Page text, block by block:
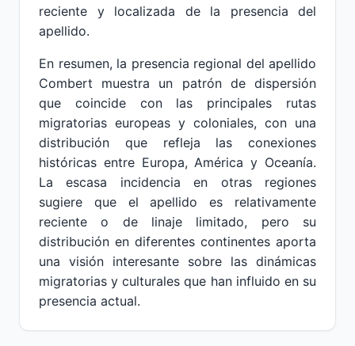
reciente y localizada de la presencia del
apellido.
En resumen, la presencia regional del apellido
Combert muestra un patrón de dispersión
que coincide con las principales rutas
migratorias europeas y coloniales, con una
distribución que refleja las conexiones
históricas entre Europa, América y Oceanía.
La escasa incidencia en otras regiones
sugiere que el apellido es relativamente
reciente o de linaje limitado, pero su
distribución en diferentes continentes aporta
una visión interesante sobre las dinámicas
migratorias y culturales que han influido en su
presencia actual.